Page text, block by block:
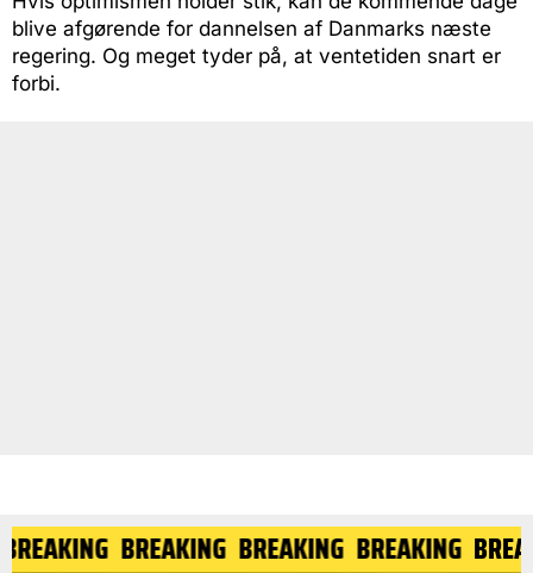
blive afgørende for dannelsen af Danmarks næste
regering. Og meget tyder på, at ventetiden snart er
forbi.
BREAKING BREAKING BREAKING BREAKING